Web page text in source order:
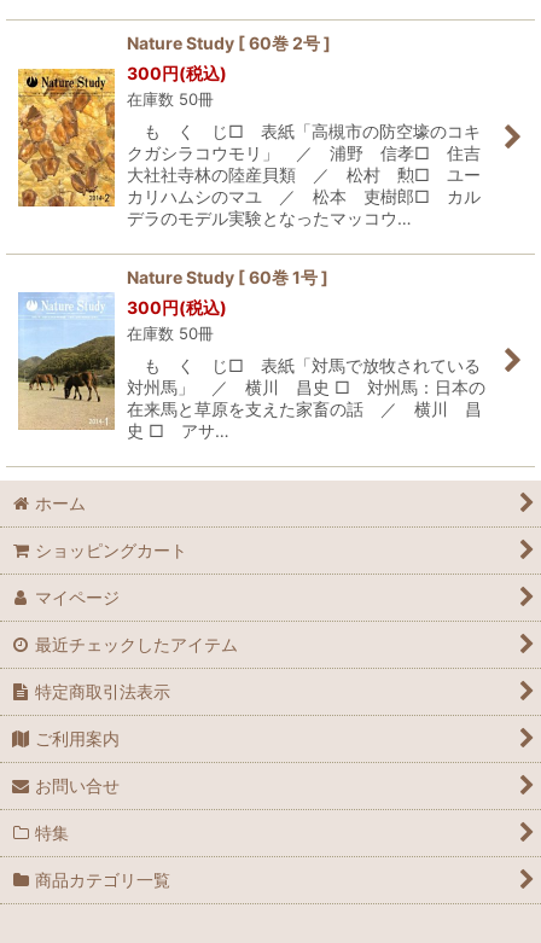
Nature Study [ 60巻 2号 ]
300円(税込)
在庫数 50冊
も く じ□ 表紙「高槻市の防空壕のコキ
クガシラコウモリ」 ／ 浦野 信孝□ 住吉
大社社寺林の陸産貝類 ／ 松村 勲□ ユー
カリハムシのマユ ／ 松本 吏樹郎□ カル
デラのモデル実験となったマッコウ…
Nature Study [ 60巻 1号 ]
300円(税込)
在庫数 50冊
も く じ□ 表紙「対馬で放牧されている
対州馬」 ／ 横川 昌史 □ 対州馬：日本の
在来馬と草原を支えた家畜の話 ／ 横川 昌
史 □ アサ…
ホーム
ショッピングカート
マイページ
最近チェックしたアイテム
特定商取引法表示
ご利用案内
お問い合せ
特集
商品カテゴリ一覧